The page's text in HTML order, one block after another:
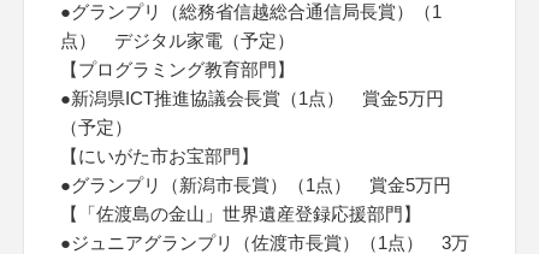
●グランプリ（総務省信越総合通信局長賞）（1
点） デジタル家電（予定）
【プログラミング教育部門】
●新潟県ICT推進協議会長賞（1点） 賞金5万円
（予定）
【にいがた市お宝部門】
●グランプリ（新潟市長賞）（1点） 賞金5万円
【「佐渡島の金山」世界遺産登録応援部門】
●ジュニアグランプリ（佐渡市長賞）（1点） 3万